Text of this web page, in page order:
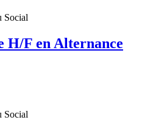
Social
H/F en Alternance
Social